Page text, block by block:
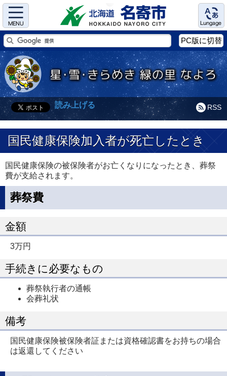
Menu Language
PC版に切替
RSS
読み上げる
国民健康保険加入者が死亡したとき
国民健康保険の被保険者がお亡くなりになったとき、葬祭
費が支給されます。
葬祭費
金額
3万円
手続きに必要なもの
葬祭執行者の通帳
会葬礼状
備考
国民健康保険被保険者証または資格確認書をお持ちの場合
は返還してください